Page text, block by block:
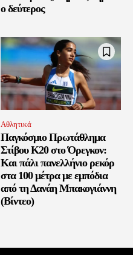
ο δεύτερος
Αθλητικά
Παγκόσμιο Πρωτάθλημα
Στίβου Κ20 στο Όρεγκον:
Και πάλι πανελλήνιο ρεκόρ
στα 100 μέτρα με εμπόδια
από τη Δανάη Μπακογιάννη
(Βίντεο)